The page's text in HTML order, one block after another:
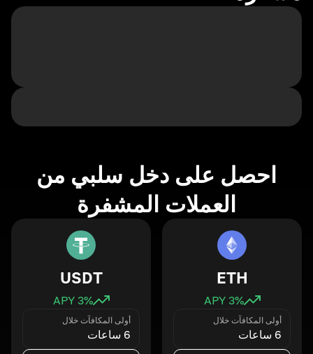
احصل على دخل سلبي من
العملات المشفرة
ETH
3% APY
أولى المكافآت خلال
6 ساعات
USDT
3% APY
أولى المكافآت خلال
6 ساعات